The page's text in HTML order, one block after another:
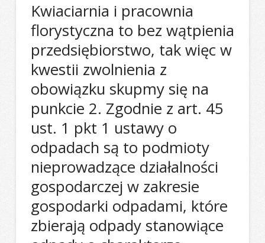
Kwiaciarnia i pracownia
florystyczna to bez wątpienia
przedsiębiorstwo, tak więc w
kwestii zwolnienia z
obowiązku skupmy się na
punkcie 2. Zgodnie z art. 45
ust. 1 pkt 1 ustawy o
odpadach są to podmioty
nieprowadzące działalności
gospodarczej w zakresie
gospodarki odpadami, które
zbierają odpady stanowiące